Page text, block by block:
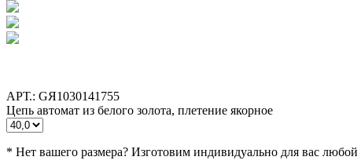
АРТ.: GЯ1030141755
Цепь автомат из белого золота, плетение якорное
* Нет вашего размера? Изготовим индивидуально для вас любой